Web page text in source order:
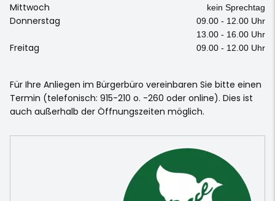
Mittwoch kein Sprechtag
Donnerstag
09.00 - 12.00 Uhr
13.00 - 16.00 Uhr
Freitag 09.00 - 12.00 Uhr
Für Ihre Anliegen im Bürgerbüro vereinbaren Sie bitte einen
Termin (telefonisch: 915-210 o. -260 oder online). Dies ist
auch außerhalb der Öffnungszeiten möglich.